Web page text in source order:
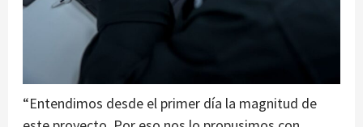
“Entendimos desde el primer día la magnitud de